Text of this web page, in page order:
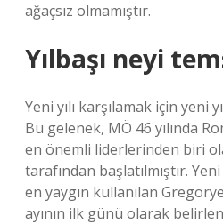
ağaçsız olmamıştır.
Yılbaşı neyi
Yeni yılı karşılamak için yeni
Bu gelenek, MÖ 46 yılında
en önemli liderlerinden biri
tarafından başlatılmıştır.
en yaygın kullanılan
ayının ilk günü olarak